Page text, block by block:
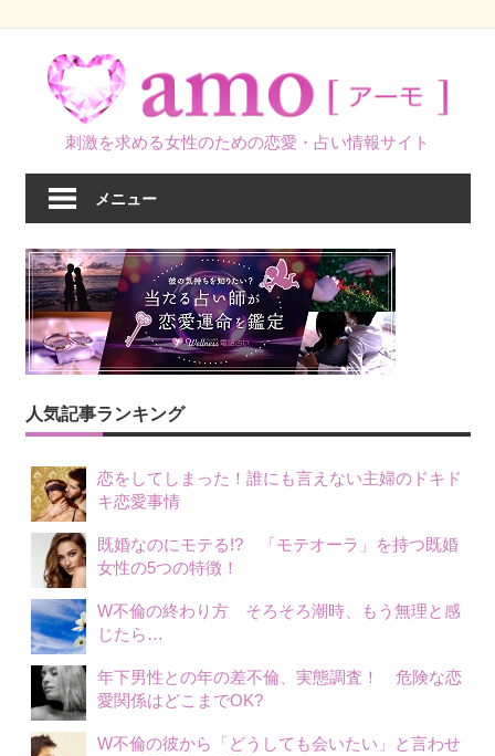
刺激を求める女性のための恋愛・占い情報サイト
メニュー
人気記事ランキング
恋をしてしまった！誰にも言えない主婦のドキド
キ恋愛事情
既婚なのにモテる!? 「モテオーラ」を持つ既婚
女性の5つの特徴！
W不倫の終わり方 そろそろ潮時、もう無理と感
じたら…
年下男性との年の差不倫、実態調査！ 危険な恋
愛関係はどこまでOK?
W不倫の彼から「どうしても会いたい」と言わせ